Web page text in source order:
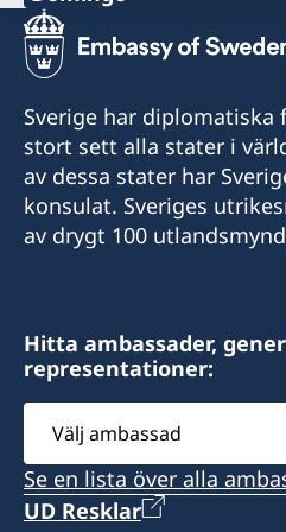
E-post
John F. Kennedy 604,
i-1, Ensanche Paraiso,
Öppettider:
måndag - fredag 10.00-
provisoriska pass.
sker kontant.
Konsulärt distrikt:
Honorär generalkonsul
Sverige har diplomatiska
stort sett alla stater i
av dessa stater har
konsulat. Sveriges
av drygt 100
Hitta ambassader,
representationer:
Välj
ambassad
Se en lista över alla
UD Resklar